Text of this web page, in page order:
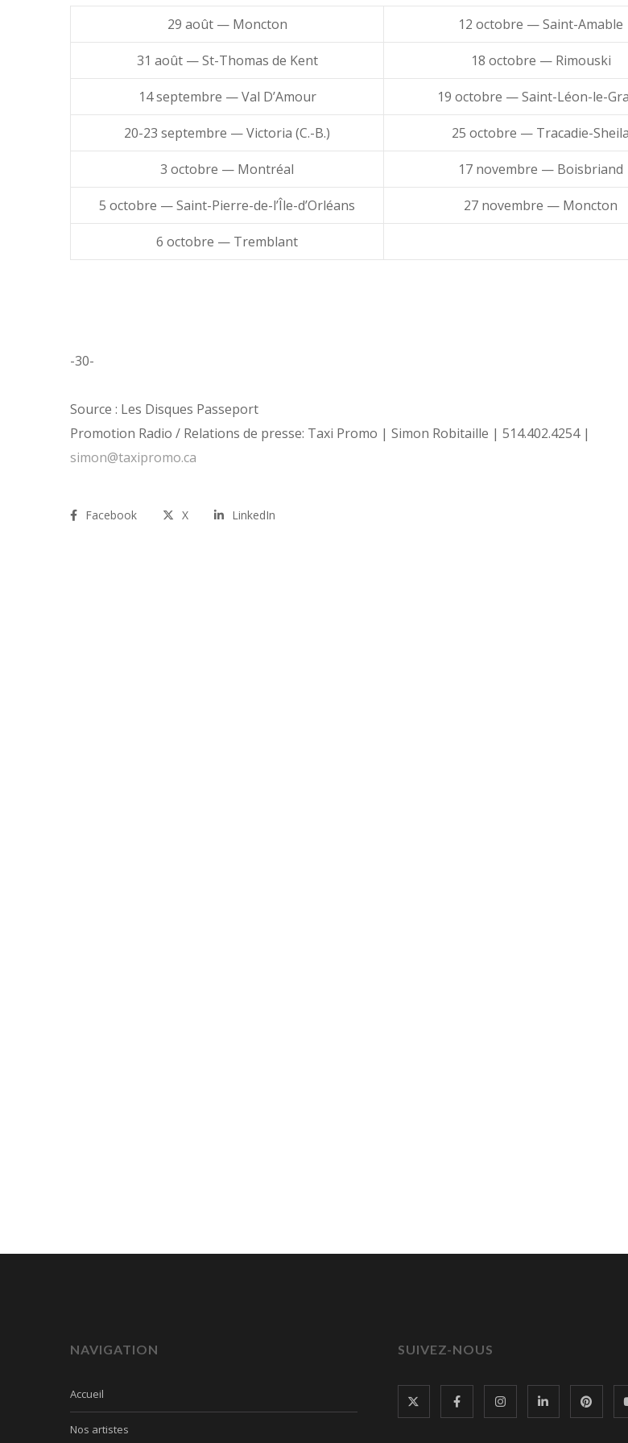
29 août— Moncton 12 octobre — Saint-Amable
31 août— St-Thomas de Kent 18 octobre — Rimouski
14 septembre — Val D’Amour 19 octobre — Saint-Léon-le-
20-23 septembre — Victoria (C.-B.) 25 octobre — Tracadie-Sheila
3 octobre — Montréal 17 novembre — Boisbriand
5 octobre — Saint-Pierre-de-l’Île-d’Orléans 27 novembre — Moncton
6 octobre — Tremblant
-30-
Source : Les Disques Passeport
Promotion Radio / Relations de presse: Taxi Promo | Simon Robitaille | 514.402.4254 |
simon@taxipromo.ca
Facebook X LinkedIn
NAVIGATION
Accueil
Nos artistes
SUIVEZ-NOUS